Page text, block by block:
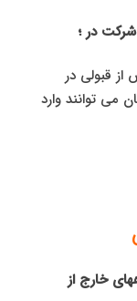
در ؛
قبولی در
می توانند وارد
خارج از